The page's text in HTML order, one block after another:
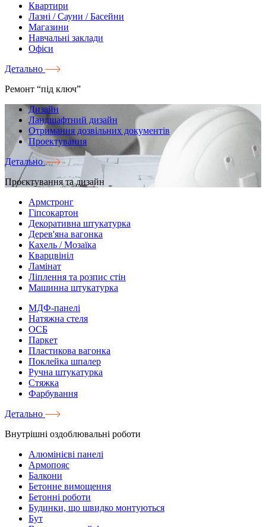
Квартири
Лазні / Сауни / Басейни
Магазини
Навчальні заклади
Офіси
Детально
Ремонт “під ключ”
Дизайн
Ландшафтний дизайн
Отримання дозвільних документів
Проектування
Детально
Проєктування та дизайн
Армстронг
Гіпсокартон
Декоративна штукатурка
Дерев'яна вагонка
Кахель / Мозаїка
Кварцвініл
Ламінат
Ліплення та розпис стін
Машинна штукатурка
МДФ-панелі
Натяжна стеля
ОСБ
Паркет
Пластикова вагонка
Поклейка шпалер
Ручна штукатурка
Стяжка
Фарбування
Детально
Внутрішні оздоблювальні роботи
Алюмінієві панелі
Армопояс
Балкони
Бетонне вимощення
Бетонні роботи
Будинки, що швидко монтуються
Бут